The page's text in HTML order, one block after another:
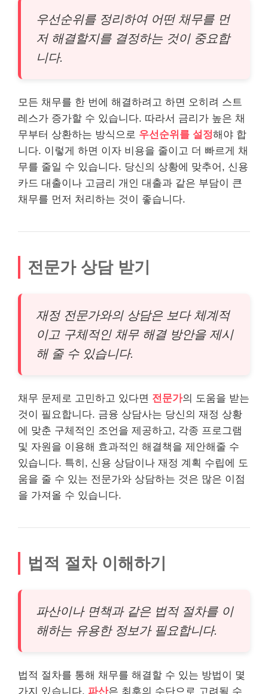
우선순위를 정리하여 어떤 채무를 먼
저 해결할지를 결정하는 것이 중요합
니다.
모든 채무를 한 번에 해결하려고 하면 오히려 스트
레스가 증가할 수 있습니다. 따라서 금리가 높은 채
무부터 상환하는 방식으로 우선순위를 설정해야 합
니다. 이렇게 하면 이자 비용을 줄이고 더 빠르게 채
무를 줄일 수 있습니다. 당신의 상황에 맞추어, 신용
카드 대출이나 고금리 개인 대출과 같은 부담이 큰
채무를 먼저 처리하는 것이 좋습니다.
전문가 상담 받기
재정 전문가와의 상담은 보다 체계적
이고 구체적인 채무 해결 방안을 제시
해 줄 수 있습니다.
채무 문제로 고민하고 있다면 전문가의 도움을 받는
것이 필요합니다. 금융 상담사는 당신의 재정 상황
에 맞춘 구체적인 조언을 제공하고, 각종 프로그램
및 자원을 이용해 효과적인 해결책을 제안해줄 수
있습니다. 특히, 신용 상담이나 재정 계획 수립에 도
움을 줄 수 있는 전문가와 상담하는 것은 많은 이점
을 가져올 수 있습니다.
법적 절차 이해하기
파산이나 면책과 같은 법적 절차를 이
해하는 유용한 정보가 필요합니다.
법적 절차를 통해 채무를 해결할 수 있는 방법이 몇
가지 있습니다. 파산은 최후의 수단으로 고려될 수